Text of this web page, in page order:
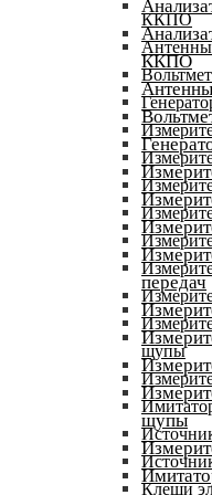
ККПО
Антенны
щупы
Клещи
ККПО
передач
щупы